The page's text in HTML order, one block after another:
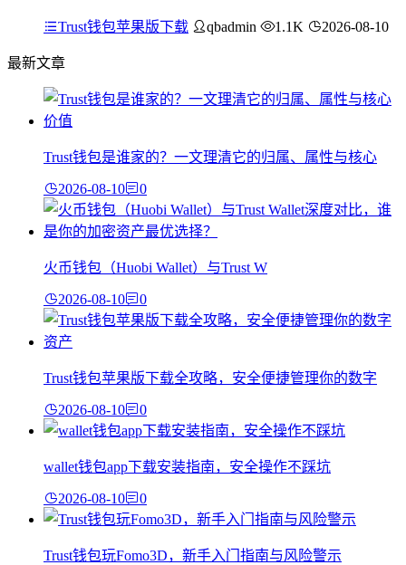
Trust钱包苹果版下载 qbadmin 1.1K 2026-08-10
最新文章
Trust钱包是谁家的？一文理清它的归属、属性与核心
2026-08-10 0
火币钱包（Huobi Wallet）与Trust W
2026-08-10 0
Trust钱包苹果版下载全攻略，安全便捷管理你的数字
2026-08-10 0
wallet钱包app下载安装指南，安全操作不踩坑
2026-08-10 0
Trust钱包玩Fomo3D，新手入门指南与风险警示